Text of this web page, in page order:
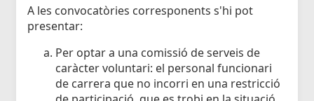
A les convocatòries corresponents s'hi pot
presentar:
Per optar a una comissió de serveis de
caràcter voluntari: el personal funcionari
de carrera que no incorri en una restricció